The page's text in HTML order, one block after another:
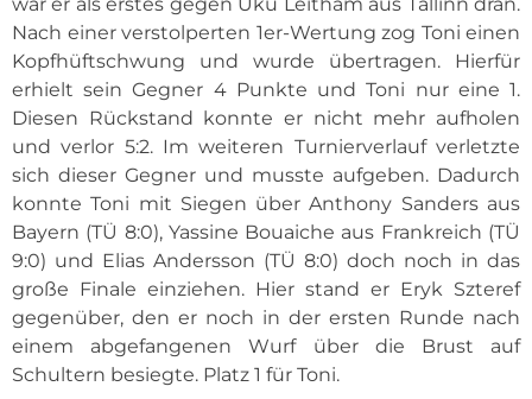
Nach einer verstolperten 1er-Wertung zog Toni einen
Kopfhüftschwung und wurde übertragen. Hierfür
erhielt sein Gegner 4 Punkte und Toni nur eine 1.
Diesen Rückstand konnte er nicht mehr aufholen
und verlor 5:2. Im weiteren Turnierverlauf verletzte
sich dieser Gegner und musste aufgeben. Dadurch
konnte Toni mit Siegen über Anthony Sanders aus
Bayern (TÜ 8:0), Yassine Bouaiche aus Frankreich (TÜ
9:0) und Elias Andersson (TÜ 8:0) doch noch in das
große Finale einziehen. Hier stand er Eryk Szteref
gegenüber, den er noch in der ersten Runde nach
einem abgefangenen Wurf über die Brust auf
Schultern besiegte. Platz 1 für Toni.